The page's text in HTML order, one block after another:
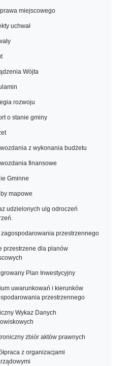
miejscowego
uchwał
Wójta
rozwoju
o stanie gminy
z wykonania budżetu
finansowe
Gminne
mapowe
udzielonych ulg odroczeń
zagospodarowania przestrzennego
przestrzene dla planów
Plan Inwestycyjny
uwarunkowań i kierunków
przestrzennego
Wykaz Danych
zbiór aktów prawnych
z organizacjami